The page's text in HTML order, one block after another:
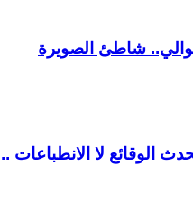
شاطئ الصويرة
الوقائع لا الانطباعات ..